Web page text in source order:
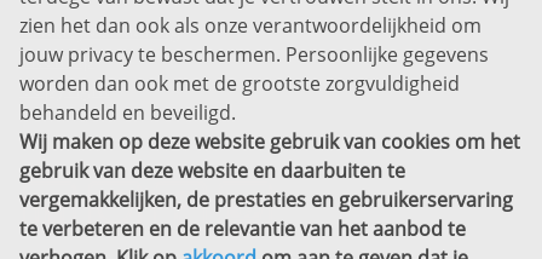
Privacyverklaring
Sitemap
Copyright
Bekijk ook eens
zien het dan ook als onze verantwoordelijkheid om
jouw privacy te beschermen. Persoonlijke gegevens
worden dan ook met de grootste zorgvuldigheid
behandeld en beveiligd.
Wij maken op deze website gebruik van cookies om het
gebruik van deze website en daarbuiten te
vergemakkelijken, de prestaties en gebruikerservaring
te verbeteren en de relevantie van het aanbod te